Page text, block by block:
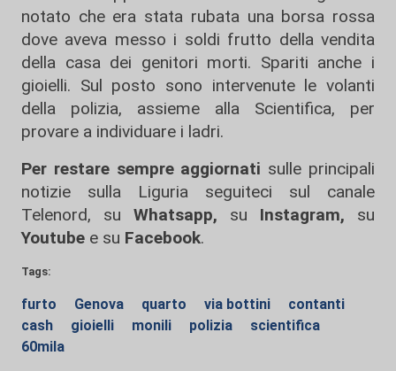
notato che era stata rubata una borsa rossa
dove aveva messo i soldi frutto della vendita
della casa dei genitori morti. Spariti anche i
gioielli. Sul posto sono intervenute le volanti
della polizia, assieme alla Scientifica, per
provare a individuare i ladri.
Per restare sempre aggiornati sulle principali
notizie sulla Liguria seguiteci sul canale
Telenord, su
Whatsapp, su Instagram, su
Youtube e su Facebook.
Tags:
furto Genova quarto via bottini
contanti
cash
gioielli monili polizia
scientifica
60mila